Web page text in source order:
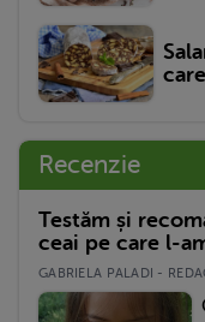
Recenzie
Testăm și
ceai pe care l-
GABRIELA PALADI -